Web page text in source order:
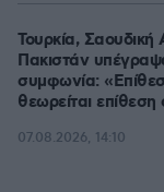
Τουρκία, Σαουδική
Πακιστάν
συμφωνία:
θεωρείται
07.08.2026, 14:10